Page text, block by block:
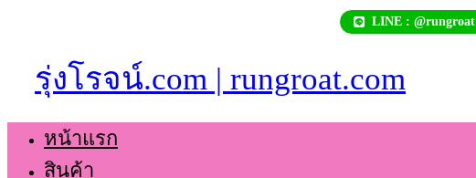
LINE : @rungroat
รุ่งโรจน์.com | rungroat.com
หน้าแรก
สินค้า